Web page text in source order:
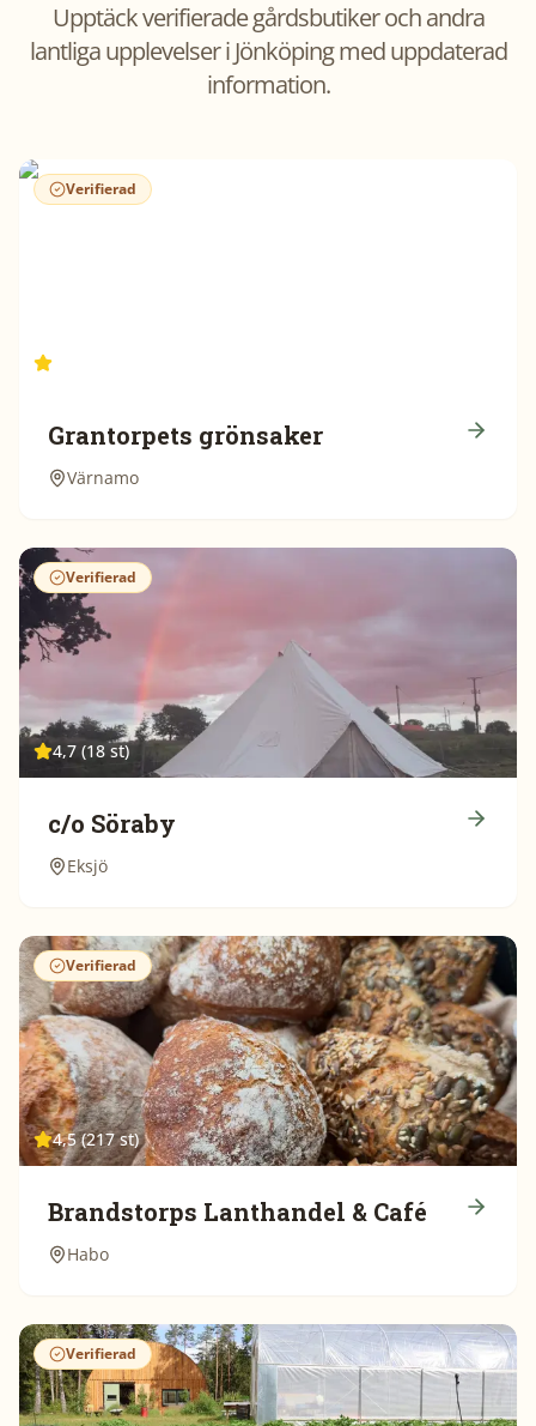
Upptäck verifierade gårdsbutiker och andra
lantliga upplevelser iJönköpingmed uppdaterad
information.
Verifierad
Grantorpets grönsaker
Värnamo
Verifierad
4,7 (18 st)
c/o Söraby
Eksjö
Verifierad
4,5 (217 st)
Brandstorps Lanthandel & Café
Habo
Verifierad